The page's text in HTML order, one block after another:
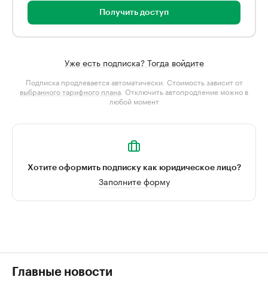
Получить доступ
Уже есть подписка? Тогда войдите
Подписка продлевается автоматически. Стоимость зависит от
выбранного тарифного плана . Отключить автопродление можно в
любой момент
Хотите оформить подписку как юридическое лицо?
Заполните форму
Главные новости